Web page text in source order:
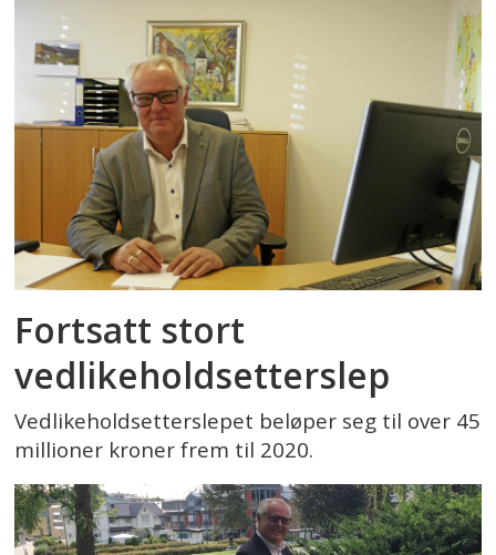
Fortsatt stort
vedlikeholdsetterslep
Vedlikeholdsetterslepet beløper seg til over 45
millioner kroner frem til 2020.